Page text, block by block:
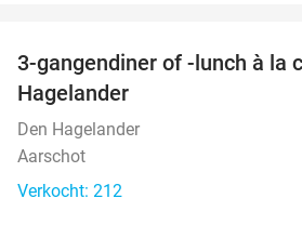
3-gangendiner of -lunch à la
Hagelander
Den Hagelander
Aarschot
Verkocht: 212